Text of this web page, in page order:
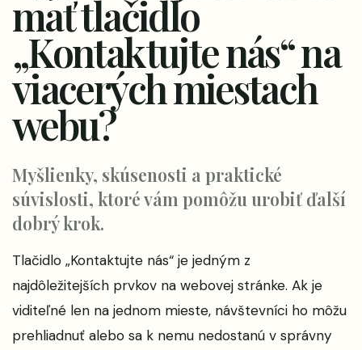
mať tlačidlo
„Kontaktujte nás“ na
viacerých miestach
webu?
Myšlienky, skúsenosti a praktické
súvislosti, ktoré vám pomôžu urobiť ďalší
dobrý krok.
Tlačidlo „Kontaktujte nás“ je jedným z
najdôležitejších prvkov na webovej stránke. Ak je
viditeľné len na jednom mieste, návštevníci ho môžu
prehliadnuť alebo sa k nemu nedostanú v správny